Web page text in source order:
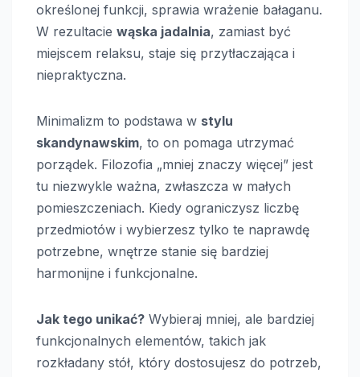
określonej funkcji, sprawia wrażenie bałaganu.
W rezultacie wąska jadalnia, zamiast być
miejscem relaksu, staje się przytłaczająca i
niepraktyczna.
Minimalizm to podstawa w stylu
skandynawskim, to on pomaga utrzymać
porządek. Filozofia „mniej znaczy więcej” jest
tu niezwykle ważna, zwłaszcza w małych
pomieszczeniach. Kiedy ograniczysz liczbę
przedmiotów i wybierzesz tylko te naprawdę
potrzebne, wnętrze stanie się bardziej
harmonijne i funkcjonalne.
Jak tego unikać? Wybieraj mniej, ale bardziej
funkcjonalnych elementów, takich jak
rozkładany stół, który dostosujesz do potrzeb,